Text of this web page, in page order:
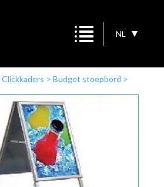
NL
Clickkaders > Budget stoepbord >